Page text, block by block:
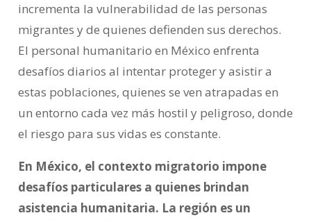
incrementa la vulnerabilidad de las personas
migrantes y de quienes defienden sus derechos.
El personal humanitario en México enfrenta
desafíos diarios al intentar proteger y asistir a
estas poblaciones, quienes se ven atrapadas en
un entorno cada vez más hostil y peligroso, donde
el riesgo para sus vidas es constante.
En México, el contexto migratorio impone
desafíos particulares a quienes brindan
asistencia humanitaria. La región es un